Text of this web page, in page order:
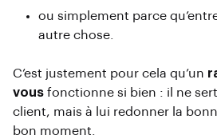
ou simplement parce
autre chose.
C’est justement pour cela qu’un
vous fonctionne si bien : il ne
client, mais à lui redonner la
bon moment.